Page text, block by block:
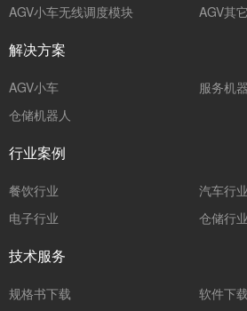
AGV小车无线调度模块
AGV其
解决方案
AGV小车
服务机
仓储机器人
行业案例
餐饮行业
汽车行业
电子行业
仓储行业
技术服务
规格书下载
软件下载